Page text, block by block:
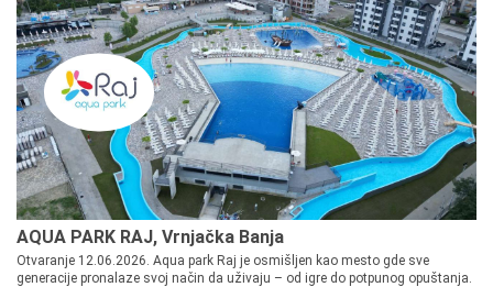
AQUA PARK RAJ, Vrnjačka Banja
Otvaranje 12.06.2026. Aqua park Raj je osmišljen kao mesto gde sve
generacije pronalaze svoj način da uživaju – od igre do potpunog opuštanja.